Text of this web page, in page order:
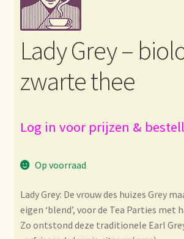
Bezahlung und Rabatte
Bienvenue dans notre commerce de
Bio-Zertifikate
Certificats biologiques
Lady Grey –
zwarte thee
Log in voor prijzen &
Op voorraad
Lady Grey: De vrouw des huizes Grey
eigen ‘blend’, voor de Tea Parties met
Zo ontstond deze traditionele Earl